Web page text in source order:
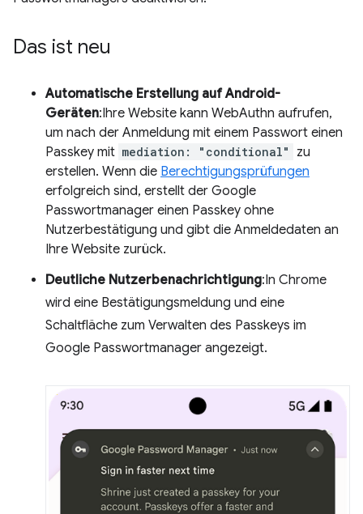
Das ist neu
Automatische Erstellung auf Android-
Geräten:Ihre Website kann WebAuthn aufrufen,
um nach der Anmeldung mit einem Passwort einen
Passkey mit mediation: "conditional"
zu
erstellen. Wenn die Berechtigungsprüfungen
erfolgreich sind, erstellt der Google
Passwortmanager einen Passkey ohne
Nutzerbestätigung und gibt die Anmeldedaten an
Ihre Website zurück.
Deutliche Nutzerbenachrichtigung:In Chrome
wird eine Bestätigungsmeldung und eine
Schaltfläche zum Verwalten des Passkeys im
Google Passwortmanager angezeigt.